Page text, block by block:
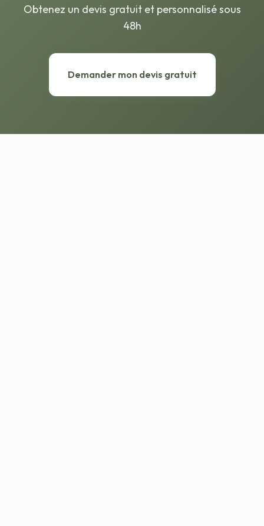
Obtenez un devis gratuit et personnalisé sous
48h
Demander mon devis gratuit